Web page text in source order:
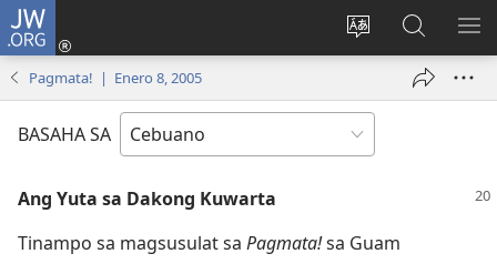
JW.ORG
Ilisi
pinulongan
sa
site
Log
ug
Pangitaa
sa
JW.ORG
Pagmata! | Enero 8, 2005
BASAHA SA
Ang Yuta sa Dakong Kuwarta
Tinampo sa magsusulat sa Pagmata!sa Guam